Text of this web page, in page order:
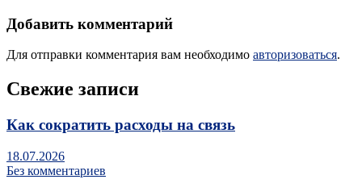
Добавить комментарий
Для отправки комментария вам необходимо авторизоваться.
Свежие записи
Как сократить расходы на связь
18.07.2026
Без комментариев